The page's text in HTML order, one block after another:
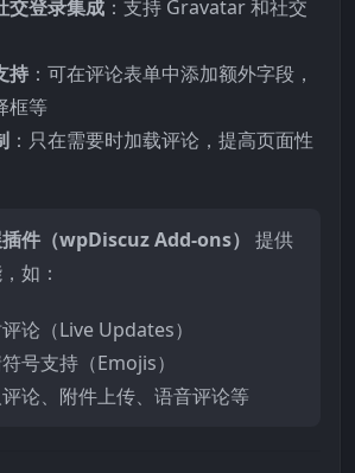
交登录集成 ：支持 Gravatar 和社交
持 ：可在评论表单中添加额外字段，
框等
：只在需要时加载评论，提高页面性
件（wpDiscuz Add-ons） 提供
如：
论（Live Updates）
号支持（Emojis）
论、附件上传、语音评论等